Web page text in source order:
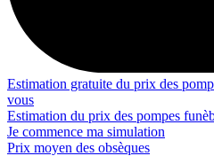
Estimation gratuite du prix des
vous
Estimation du prix des pompes
Je commence ma simulation
Prix moyen des obsèques